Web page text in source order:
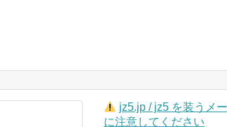
jz5.jp / jz5 を装うメ
に注意してください